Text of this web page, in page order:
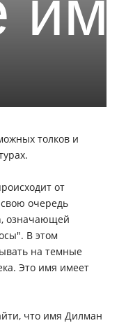
толков и
от
очередь
означающей
В этом
на темные
Это имя имеет
что имя Дилман